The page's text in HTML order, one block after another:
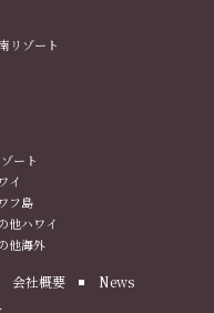
リゾート
ート
イ
フ島
他ハワイ
他海外
会社概要
News